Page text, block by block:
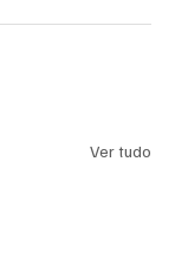
Ver tudo